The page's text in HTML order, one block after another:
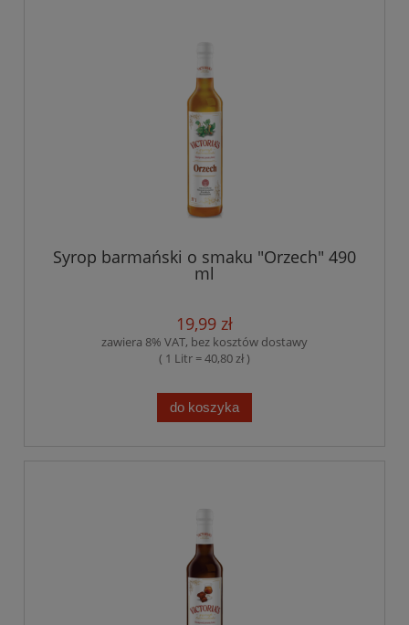
Syrop barmański o smaku "Orzech" 490
ml
19,99 zł
zawiera 8% VAT, bez kosztów dostawy
( 1 Litr = 40,80 zł )
do koszyka